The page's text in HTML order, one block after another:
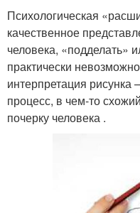
Психологическая
качественное
человека, «подделать»
практически
интерпретация
процесс, в чем-то
почерку человека .